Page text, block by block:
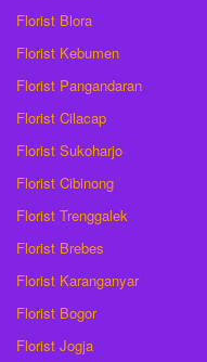
Florist Blora
Florist Kebumen
Florist Pangandaran
Florist Cilacap
Florist Sukoharjo
Florist Cibinong
Florist Trenggalek
Florist Brebes
Florist Karanganyar
Florist Bogor
Florist Jogja